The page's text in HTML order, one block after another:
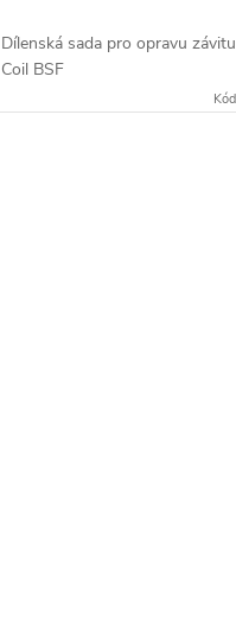
Dílenská sada pro opravu
Coil BSF